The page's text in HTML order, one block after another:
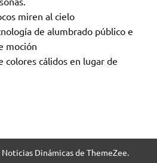
miren al cielo
de alumbrado público e
moción
colores cálidos en lugar de
Noticias Dinámicas de ThemeZee.